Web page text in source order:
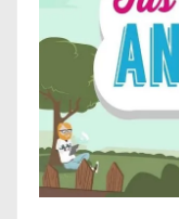
r
a
d
a